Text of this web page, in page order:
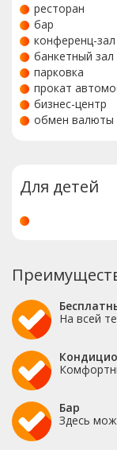
ресторан
бар
конференц-зал
банкетный зал
парковка
прокат
бизнес-центр
обмен валюты
Для детей
На всей
Бар
Здесь